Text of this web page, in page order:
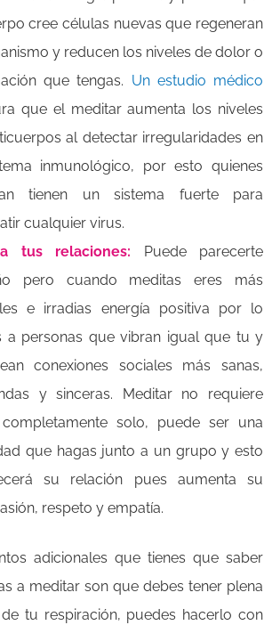
cree células nuevas que regeneran
y reducen los niveles de dolor o
que tengas. Un estudio médico
que el meditar aumenta los niveles
al detectar irregularidades en
inmunológico, por esto quienes
tienen un sistema fuerte para
cualquier virus.
tus relaciones: Puede parecerte
pero cuando meditas eres más
e irradias energía positiva por lo
a personas que vibran igual que tu y
conexiones sociales más sanas,
y sinceras. Meditar no requiere
solo, puede ser una
que hagas junto a un grupo y esto
su relación pues aumenta su
respeto y empatía.
adicionales que tienes que saber
a meditar son que debes tener plena
tu respiración, puedes hacerlo con